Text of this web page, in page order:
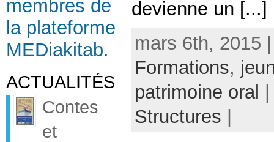
membres de
la plateforme
MEDiakitab.
ACTUALITÉS
Contes
et
devienne un [...]
mars 6th, 2015
Formations,
patrimoine oral
Structures